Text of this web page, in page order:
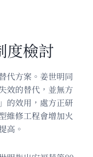
度檢討
代方案。姜世明同
效的替代，並無方
的效用，處方正研
維修工程會增加火
高。